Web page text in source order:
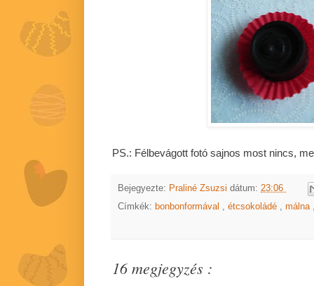
PS.: Félbevágott fotó sajnos most nincs,
Bejegyezte: Praliné Zsuzsi dátum: 23:06
Címkék: bonbonformával , étcsokoládé , málna
16 megjegyzés :